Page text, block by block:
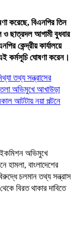
করেছে, বিএনপির তিন
ও ছাত্রদল আগামী বুধবার
কেন্দ্রীয় কার্যালয়ে
কর্মসূচি ঘোষণা করেন।
তথ্য সন্ত্রাসের
অভিমুখে আখাউড়া
আটটায় নয়া পল্টনে
অভিমুখে
হামলা, বাংলাদেশের
চলমান তথ্য সন্ত্রাস
বিরত থাকার দাবিতে